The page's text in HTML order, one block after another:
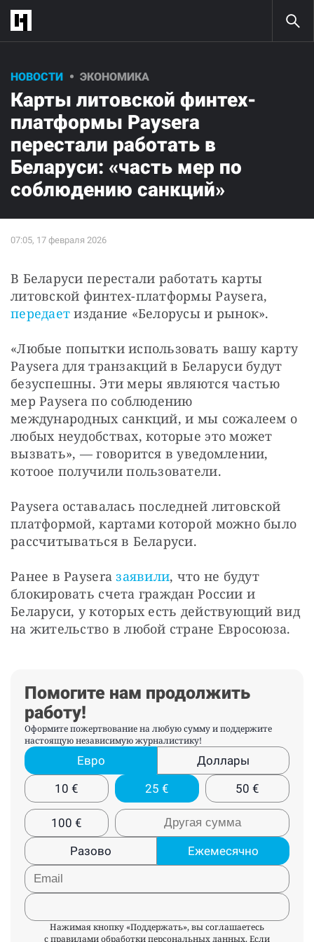
НОВОСТИ ЭКОНОМИКА
Карты литовской финтех-
платформы Paysera
перестали работать в
Беларуси: «часть мер по
соблюдению санкций»
В Беларуси перестали работать карты
передает издание «Белорусы и рынок».
«Любые попытки использовать вашу карту
Paysera для транзакций в Беларуси будут
безуспешны. Эти меры являются частью
мер Paysera по соблюдению
международных санкций, и мы сожалеем о
любых неудобствах, которые это может
вызвать», — говорится в уведомлении,
котоое получили пользователи.
Paysera оставалась последней литовской
платформой, картами которой можно было
рассчитываться в Беларуси.
Ранее в Paysera заявили, что не будут
блокировать счета граждан России и
Беларуси, у которых есть действующий вид
на жительство в любой стране Евросоюза.
Помогите нам продолжить
работу!
Оформите пожертвование на любую сумму и поддержите
настоящую независимую журналистику!
Евро
Доллары
10 € 25 € 50 €
100 €
Разово
Ежемесячно
Нажимая кнопку «Поддержать», вы соглашаетесь
справилами обработки персональных данных. Если